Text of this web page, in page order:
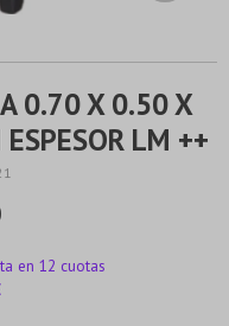
0.70 X 0.50 X
LM ++
en 12 cuotas